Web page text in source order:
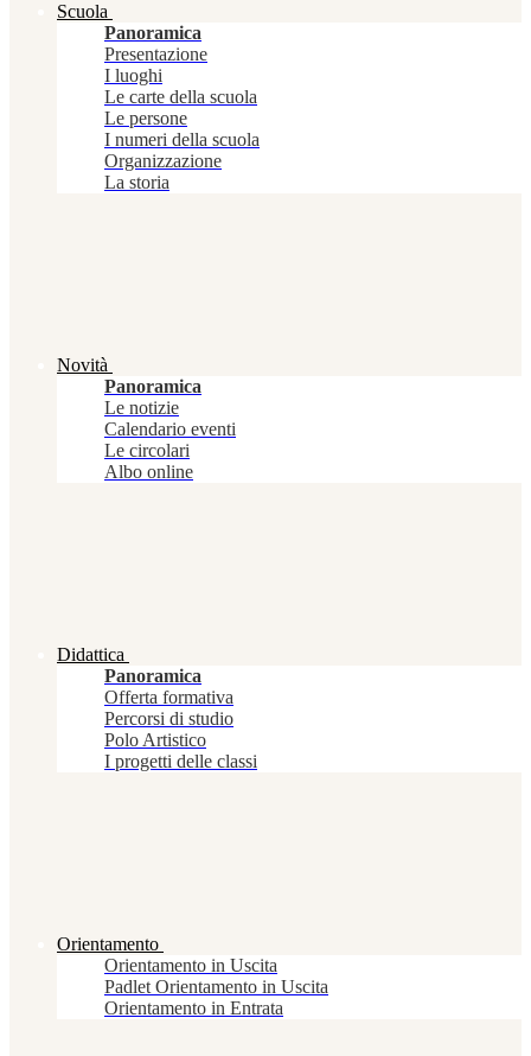
Scuola
Panoramica
Presentazione
I luoghi
Le carte della scuola
Le persone
I numeri della scuola
Organizzazione
La storia
Novità
Panoramica
Le notizie
Calendario eventi
Le circolari
Albo online
Didattica
Panoramica
Offerta formativa
Percorsi di studio
Polo Artistico
I progetti delle classi
Orientamento
Orientamento in Uscita
Padlet Orientamento in Uscita
Orientamento in Entrata